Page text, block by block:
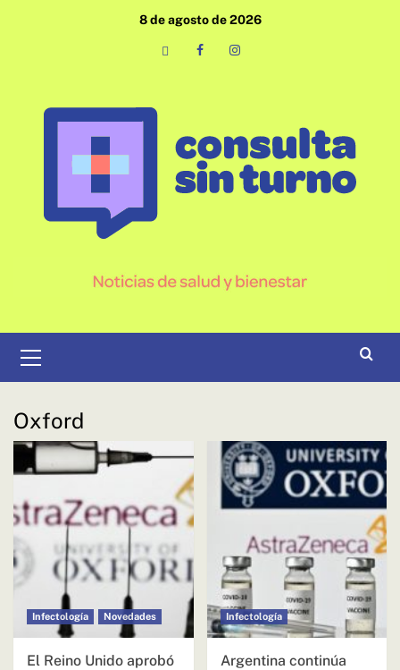
8 de agosto de 2026
primario
Oxford
Infectología Novedades
El Reino Unido aprobó
Infectología
Argentina continúa